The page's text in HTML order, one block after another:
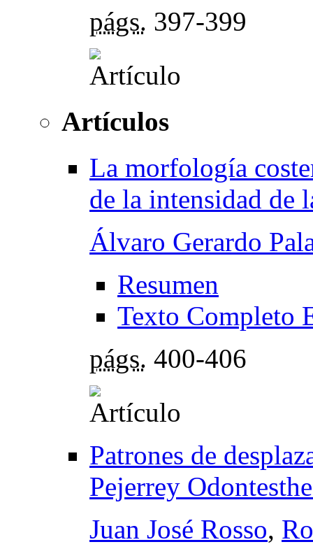
págs. 397-399
Artículos
La morfología
de la intensidad de
Álvaro Gerardo
Resumen
Texto Completo
págs. 400-406
Patrones de
Pejerrey
Juan José Rosso,